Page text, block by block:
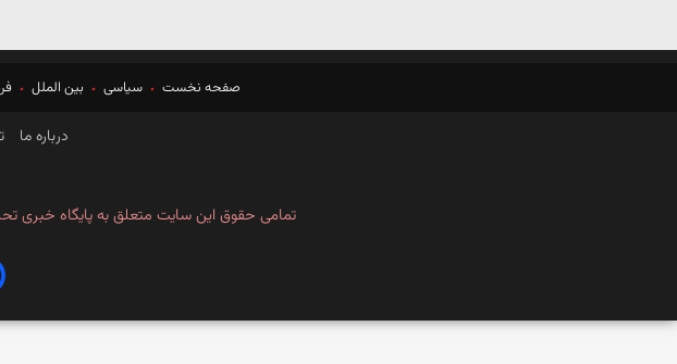
صفحه نخست سیاسی بین الملل
درباره ما
تمامی حقوق این سایت متعلق به پایگاه خبری